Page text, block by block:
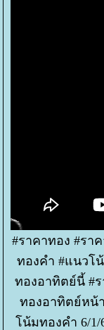
#ราคาทอง #รา
ทองคำ #แนวโ
ทองอาทิตย์นี้ #
ทองอาทิตย์หน้า
น้มทองคำ 6/1/